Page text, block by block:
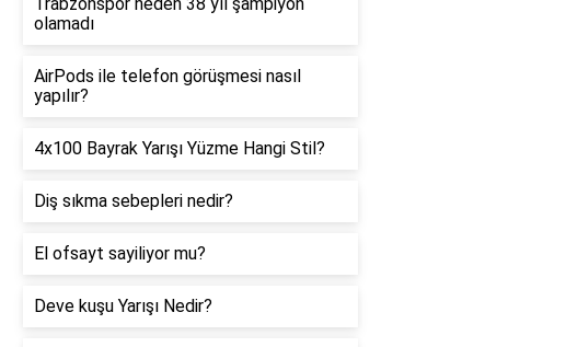
olamadı
AirPods ile telefon görüşmesi nasıl
yapılır?
4x100 Bayrak Yarışı Yüzme Hangi Stil?
Diş sıkma sebepleri nedir?
El ofsayt sayiliyor mu?
Deve kuşu Yarışı Nedir?